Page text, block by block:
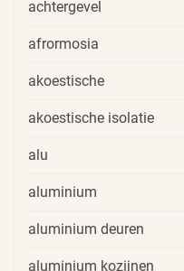
achtergevel
afrormosia
akoestische
akoestische isolatie
alu
aluminium
aluminium deuren
aluminium kozijnen